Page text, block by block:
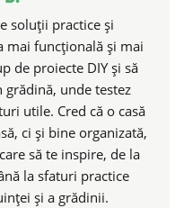
soluții practice și
mai funcțională și mai
de proiecte DIY și să
unde testez
utile. Cred că o casă
ci și bine organizată,
să te inspire, de la
la sfaturi practice
și a grădinii.